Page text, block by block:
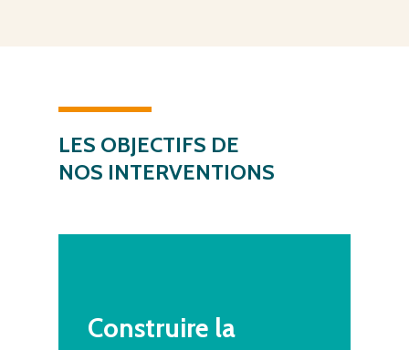
LES OBJECTIFS DE
NOS INTERVENTIONS
Construire la